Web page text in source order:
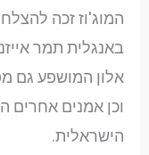
המוג'וז זכה
באנגלית תמר
אלון המושפע גם
וכן אמנים אחרים
הישראלית.